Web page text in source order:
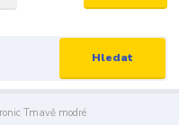
Hledat
Tmavě modré